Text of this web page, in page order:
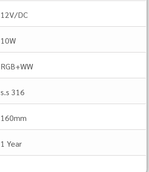
12V/DC
10W
RGB+WW
s.s 316
160mm
1 Year